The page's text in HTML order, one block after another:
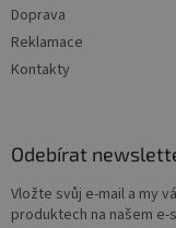
Doprava
Reklamace
Kontakty
Odebírat
Vložte svůj e-mail a my
produktech na našem e-